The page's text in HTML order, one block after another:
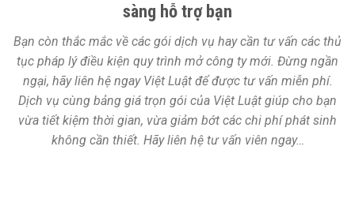
sàng hỗ trợ bạn
Bạn còn thắc mắc về các gói dịch vụ hay cần tư vấn các thủ
tục pháp lý điều kiện quy trình mở công ty mới. Đừng ngần
ngại, hãy liên hệ ngay Việt Luật để được tư vấn miễn phí.
Dịch vụ cùng bảng giá trọn gói của Việt Luật giúp cho bạn
vừa tiết kiệm thời gian, vừa giảm bớt các chi phí phát sinh
không cần thiết. Hãy liên hệ tư vấn viên ngay…